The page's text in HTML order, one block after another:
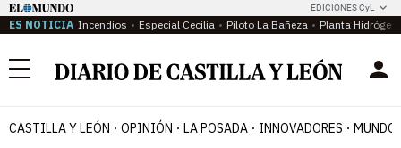
EDICIONES CyL
ES NOTICIA Incendios Especial Cecilia Piloto La Bañeza Planta
Menú
CASTILLA Y LEÓN OPINIÓN LA POSADA INNOVADORES MUNDO